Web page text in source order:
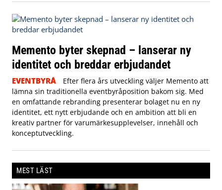
Memento byter skepnad – lanserar ny
identitet och breddar erbjudandet
EVENTBYRÅ
Efter flera års utveckling väljer Memento att
lämna sin traditionella eventbyråposition bakom sig. Med
en omfattande rebranding presenterar bolaget nu en ny
identitet, ett nytt erbjudande och en ambition att bli en
kreativ partner för varumärkesupplevelser, innehåll och
konceptutveckling.
MEST LÄST